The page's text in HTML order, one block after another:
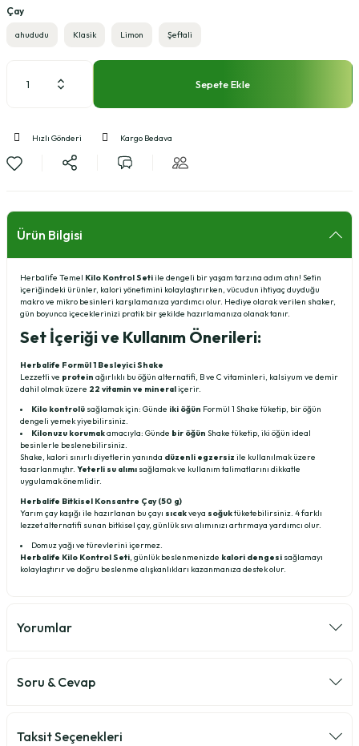
Çay
ahududu Klasik Limon Şeftali
Sepete Ekle
Hızlı Gönderi Kargo Bedava
Ürün Bilgisi
Herbalife Temel Kilo Kontrol Setiile dengeli bir yaşam tarzına adım atın! Setin
içeriğindeki ürünler, kalori yönetimini kolaylaştırırken, vücudun ihtiyaç duyduğu
makro ve mikro besinleri karşılamanıza yardımcı olur. Hediye olarak verilen shaker,
gün boyunca içeceklerinizi pratik bir şekilde hazırlamanıza olanak tanır.
Set İçeriği ve Kullanım Önerileri:
Herbalife Formül 1 Besleyici Shake
Lezzetli ve protein ağırlıklı bu öğün alternatifi, B ve C vitaminleri, kalsiyum ve demir
dahil olmak üzere 22 vitamin ve mineraliçerir.
Kilo kontrolü sağlamak için: Günde iki öğün Formül 1 Shake tüketip, bir öğün
dengeli yemek yiyebilirsiniz.
Kilonuzu korumakamacıyla: Günde bir öğün Shake tüketip, iki öğün ideal
besinlerle beslenebilirsiniz.
Shake, kalori sınırlı diyetlerin yanında düzenli egzersiz ile kullanılmak üzere
tasarlanmıştır. Yeterli su alımı sağlamak ve kullanım talimatlarını dikkatle
uygulamak önemlidir.
Herbalife Bitkisel Konsantre Çay (50 g)
Yarım çay kaşığı ile hazırlanan bu çayı sıcakveya soğuktüketebilirsiniz. 4 farklı
lezzet alternatifi sunan bitkisel çay, günlük sıvı alımınızı artırmaya yardımcı olur.
Domuz yağı ve türevlerini içermez.
Herbalife Kilo Kontrol Seti, günlük beslenmenizde kalori dengesi sağlamayı
kolaylaştırır ve doğru beslenme alışkanlıkları kazanmanıza destek olur.
Yorumlar
Teşekkür ederim
Soru & Cevap
en çok tercih edilen içecek hangisi
Taksit Seçenekleri